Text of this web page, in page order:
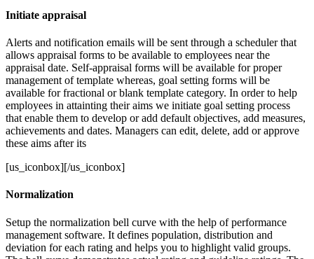
Initiate appraisal
Alerts and notification emails will be sent through a scheduler that
allows appraisal forms to be available to employees near the
appraisal date. Self-appraisal forms will be available for proper
management of template whereas, goal setting forms will be
available for fractional or blank template category. In order to help
employees in attainting their aims we initiate goal setting process
that enable them to develop or add default objectives, add measures,
achievements and dates. Managers can edit, delete, add or approve
these aims after its
[us_iconbox][/us_iconbox]
Normalization
Setup the normalization bell curve with the help of performance
management software. It defines population, distribution and
deviation for each rating and helps you to highlight valid groups.